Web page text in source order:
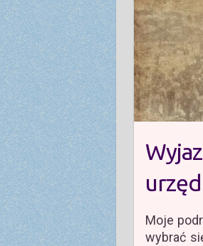
Moje
wybrać